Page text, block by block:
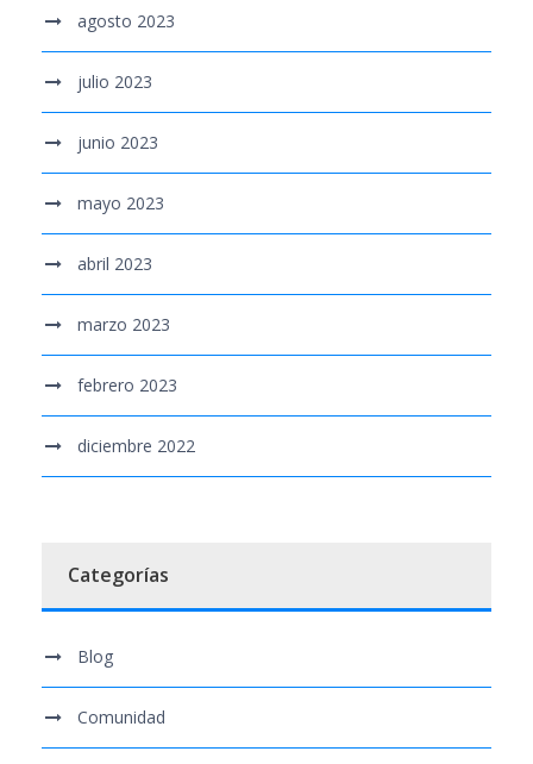
agosto 2023
julio 2023
junio 2023
mayo 2023
abril 2023
marzo 2023
febrero 2023
diciembre 2022
Categorías
Blog
Comunidad